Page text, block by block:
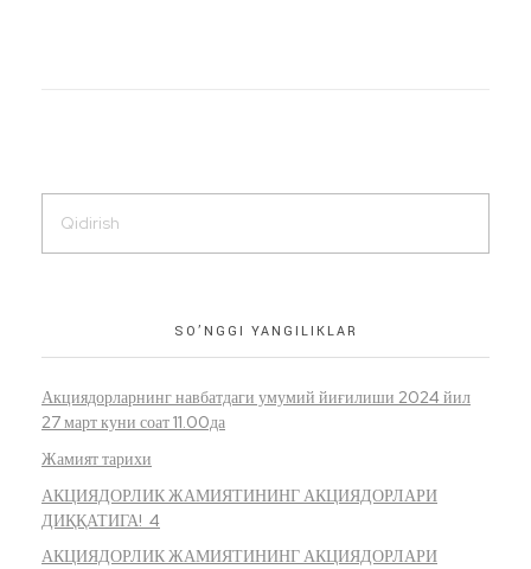
SO’NGGI YANGILIKLAR
Акциядорларнинг навбатдаги умумий йиғилиши 2024 йил
27 март куни соат 11.00да
Жамият тарихи
АКЦИЯДОРЛИК ЖАМИЯТИНИНГ АКЦИЯДОРЛАРИ
ДИҚҚАТИГА! 4
АКЦИЯДОРЛИК ЖАМИЯТИНИНГ АКЦИЯДОРЛАРИ